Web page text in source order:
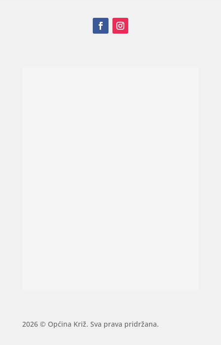
2026 © Općina Križ. Sva prava pridržana.